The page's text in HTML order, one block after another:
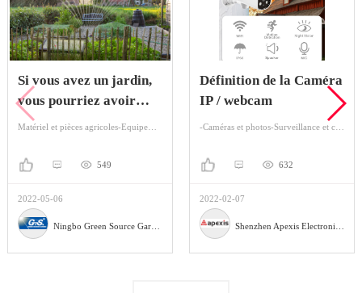
Si vous avez un jardin,
vous pourriez avoir
besoin d'un arroseur deMatériel et pièces agricoles-Equipement agricole-Irrigation
549
2022-05-06
Ningbo Green Source Garden Tools Co.,Ltd.
Définition de la Caméra
IP / webcam
-Caméras et photos-Surveillance et caméras de sécurité
632
2022-02-07